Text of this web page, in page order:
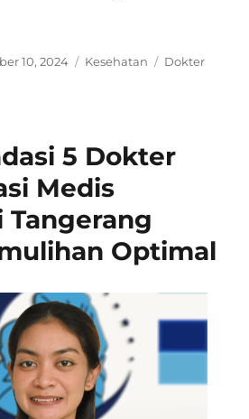
10, 2024 Categories
Kesehatan Tags
Dokter
5 Dokter
Medis
Tangerang
Optimal